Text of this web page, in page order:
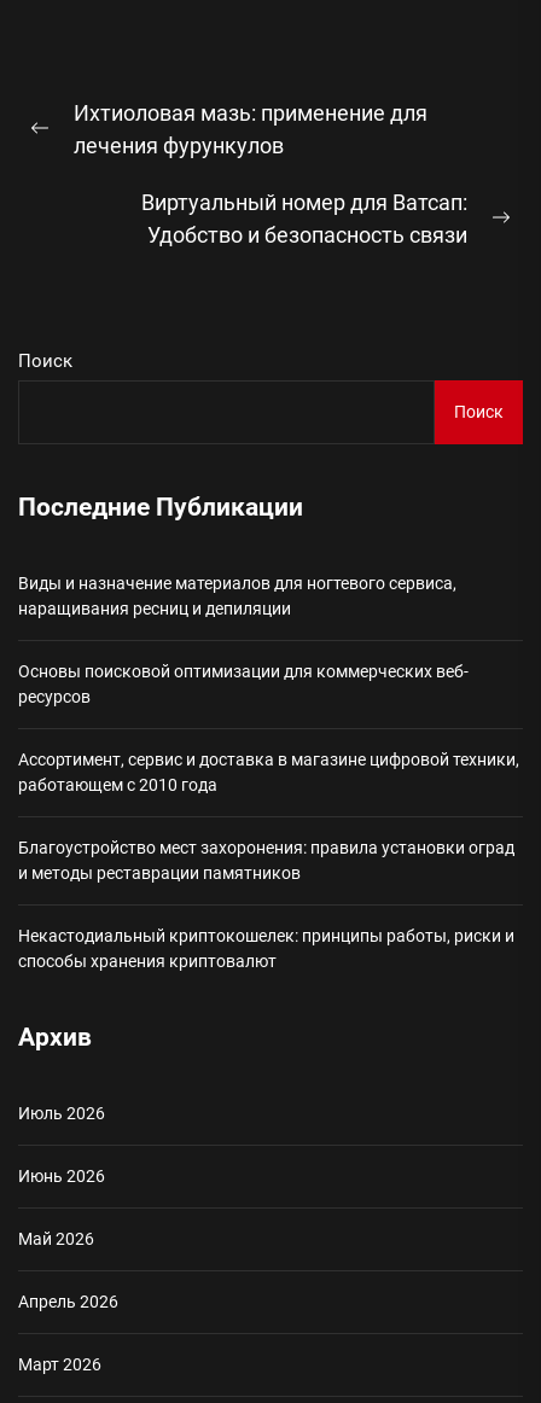
поПредыдущая
Ихтиоловая мазь: применение для
лечения фурункулов
Виртуальный номер для Ватсап:
Удобство и безопасность связи
Поиск
Поиск
Последние Публикации
Виды и назначение материалов для ногтевого сервиса,
наращивания ресниц и депиляции
Основы поисковой оптимизации для коммерческих веб-
ресурсов
Ассортимент, сервис и доставка в магазине цифровой техники,
работающем с 2010 года
Благоустройство мест захоронения: правила установки оград
и методы реставрации памятников
Некастодиальный криптокошелек: принципы работы, риски и
способы хранения криптовалют
Архив
Июль 2026
Июнь 2026
Май 2026
Апрель 2026
Март 2026